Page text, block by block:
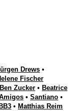
Drews •
Fischer
Ben Zucker • Beatrice
• Santiano •
• Matthias Reim